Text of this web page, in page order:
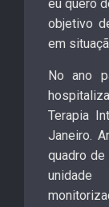
eu quero
objetivo
em
No ano
Terapia
Janeiro.
quadro de